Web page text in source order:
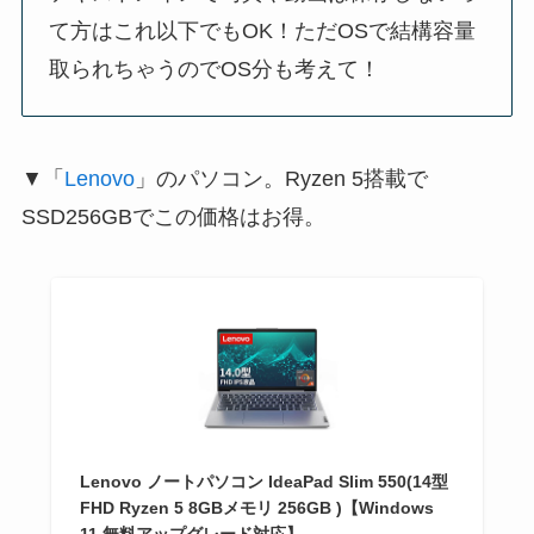
て方はこれ以下でもOK！ただOSで結構容量
取られちゃうのでOS分も考えて！
▼ 「 Lenovo」 のパソコン。Ryzen 5搭載で
SSD256GBでこの価格はお得。
Lenovo ノートパソコン IdeaPad Slim 550(14型
FHD Ryzen 5 8GBメモリ 256GB )【Windows